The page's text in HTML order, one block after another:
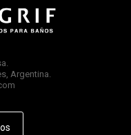
Argentina.